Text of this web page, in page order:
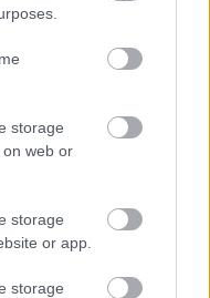
storage
web or
storage
or app.
storage
Pogány Induló és